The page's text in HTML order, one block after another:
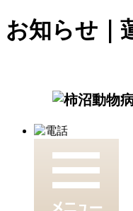
お知らせ｜